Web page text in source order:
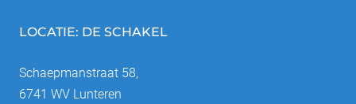
LOCATIE: DE SCHAKEL
Schaepmanstraat 58,
6741 WV Lunteren